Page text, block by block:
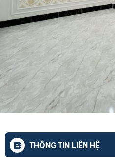
THÔNG TIN LIÊN HỆ